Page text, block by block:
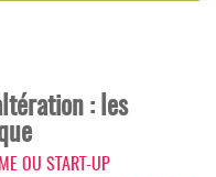
: les
OU START-UP